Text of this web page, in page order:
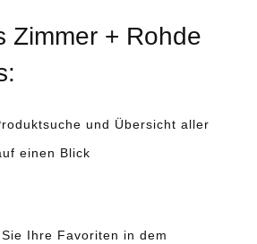
Zimmer + Rohde
und Übersicht aller
einen Blick
Ihre Favoriten in dem